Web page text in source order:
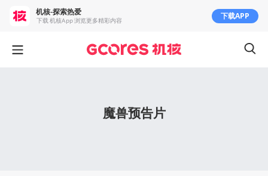
魔兽预告片
机核-探索热爱
下载 机核App 浏览更多精彩内容 下载APP